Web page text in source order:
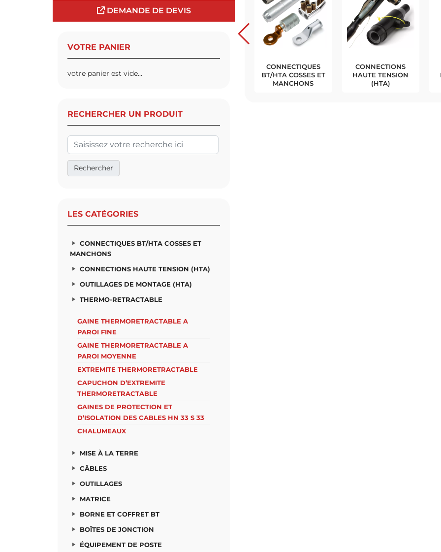
DEMANDE DE DEVIS
VOTRE PANIER
votre panier est vide...
RECHERCHER UN PRODUIT
LES CATÉGORIES
CONNECTIQUES BT/HTA COSSES ET
MANCHONS
CONNECTIONS HAUTE TENSION (HTA)
OUTILLAGES DE MONTAGE (HTA)
THERMO-RETRACTABLE
GAINE THERMORETRACTABLE A
PAROI FINE
GAINE THERMORETRACTABLE A
PAROI MOYENNE
EXTREMITE THERMORETRACTABLE
CAPUCHON D’EXTREMITE
THERMORETRACTABLE
GAINES DE PROTECTION ET
D’ISOLATION DES CABLES HN 33 S 33
CHALUMEAUX
MISE À LA TERRE
CÂBLES
OUTILLAGES
MATRICE
BORNE ET COFFRET BT
BOÎTES DE JONCTION
ÉQUIPEMENT DE POSTE
HAUTE TENSION
MONTAGE (HTA)
MISE À LA TERRE CÂBLES